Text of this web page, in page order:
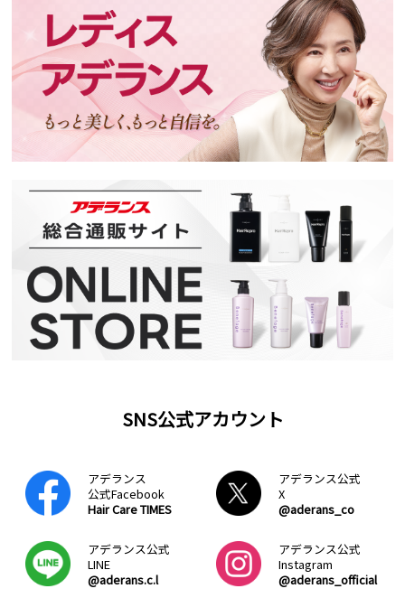
SNS公式アカウント
アデランス
公式Facebook
Hair Care TIMES
アデランス公式
X
@aderans_co
アデランス公式
LINE
@aderans.c.l
アデランス公式
Instagram
@aderans_official